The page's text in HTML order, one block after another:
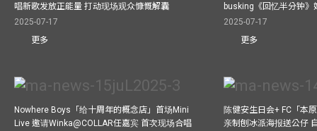
唱新歌发放正能量 打动现场观众慷慨解囊
2025-07-17
更多
busking《回忆半分钟》
2025-07-17
更多
Nowhere Boys「给十周年的概念店」首场Mini
Live 邀请Winka@COLLAR任嘉宾 首次现场合唱
陈健安生日会+ FC「本
亲制刨冰派海报送公仔